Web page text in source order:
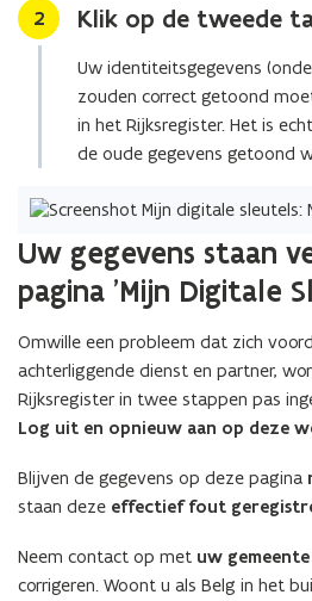
n
n
i
e
w
v
n
e
Stap
2 Klik op de tweede
Uw identiteitsgegevens
zouden correct getoond
in het Rijksregister. Het is
de oude gegevens getoond
Uw gegevens staan
pagina 'Mijn Digitale
Omwille een probleem dat zich
achterliggende dienst en partner,
Rijksregister in twee stappen pas
Log uit en opnieuw aan op deze
Blijven de gegevens op deze pagina
staan deze effectief fout
Neem contact op met uw gemeente
corrigeren. Woont u als Belg in het